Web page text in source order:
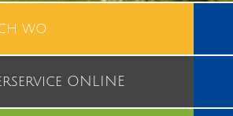
wo
ONLINE